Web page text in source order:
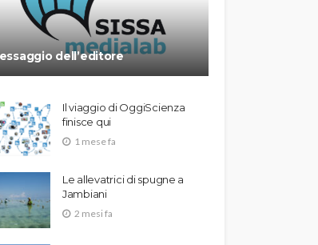
dell’editore
Il viaggio di OggiScienza
finisce qui
1 mese fa
Le allevatrici di spugne a
Jambiani
2 mesi fa